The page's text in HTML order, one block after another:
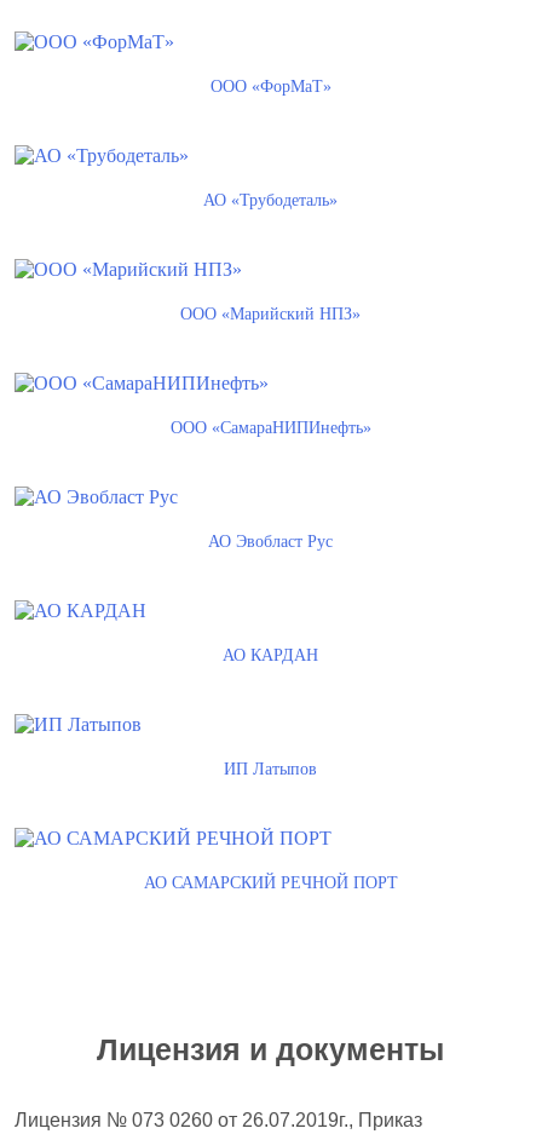
ООО «ФорМаТ»
АО «Трубодеталь»
ООО «Марийский НПЗ»
ООО «СамараНИПИнефть»
АО Эвобласт Рус
АО КАРДАН
ИП Латыпов
АО САМАРСКИЙ РЕЧНОЙ ПОРТ
Лицензия и документы
Лицензия № 073 0260 от 26.07.2019г., Приказ